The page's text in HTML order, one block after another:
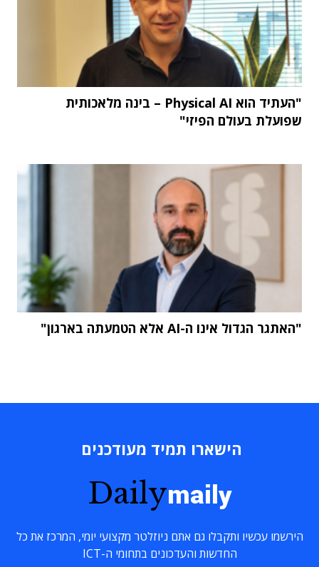
"העתיד הוא Physical AI – בינה מלאכותית
שפועלת בעולם הפיזי"
"האתגר הגדול אינו ה-AI אלא הטמעתה בארגון"
הישארו תמיד מעודכנים
Dailymaily
הירשמו עכשיו ותקבלו גם אתם ניוזלטר מקצועי יומי, המרכז את כל
החדשות והעדכונים בתחומי ה-ICT